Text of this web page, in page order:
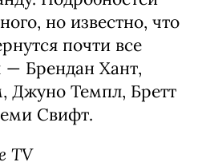
но известно, что
почти все
— Брендан Хант,
Джуно Темпл, Бретт
Свифт.
TV